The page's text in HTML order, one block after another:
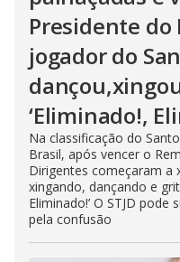
Presidente do
jogador do
‘Eliminado!,
Na classificação do
Brasil, após vencer o
Dirigentes começaram a
xingando, dançando e
Eliminado!’ O STJD
pela confusão